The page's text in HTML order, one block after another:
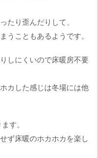
たり歪んだりして、
うこともあるようです。
しにくいので床暖房不要
カした感じは冬場には他
す。
ず床暖のホカホカを楽し